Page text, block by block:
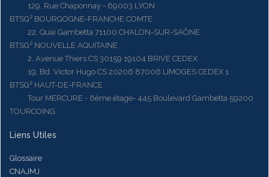
129, Rue Chaponnay - 69003 LYON
BTSG² BOURGOGNE-FRANCHE COMTE
22, Quai Gambetta 71100 CHALON-SUR-SAÔNE
BTSG² NOUVELLE AQUITAINE
2, Avenue Thiers CS 30159 19104 BRIVE CEDEX
19, Bd. Victor Hugo CS 20206 87006 LIMOGES CEDEX 1
BTSG² HAUT-DE-FRANCE
Tour MERCURE - 6ème étage- 445 Boulevard Gambetta 59200
TOURCOING
Liens Utiles
Glossaire
CNAJMJ